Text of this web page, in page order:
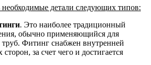
детали следующих типов:
. Это наиболее традиционный
обычно применяющийся для
труб. Фитинг снабжен внутренней
сторон, за счет чего и достигается